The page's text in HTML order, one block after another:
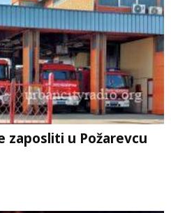
zaposliti u Požarevcu